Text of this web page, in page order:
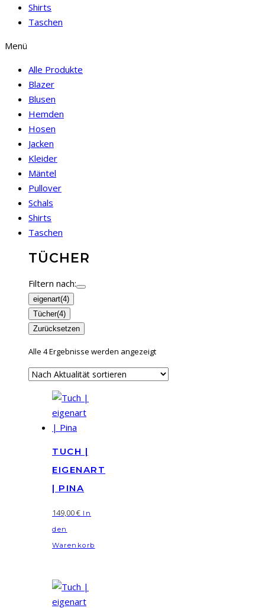
Shirts
Taschen
Menü
Alle Produkte
Blazer
Blusen
Hemden
Hosen
Jacken
Kleider
Mäntel
Pullover
Schals
Shirts
Taschen
TÜCHER
Filtern nach:
eigenart(4)
Tücher(4)
Zurücksetzen
Alle 4 Ergebnisse werden angezeigtNach
Aktualität
sortiert
TUCH |
EIGENART
| PINA
149,00€ In
den
Warenkorb